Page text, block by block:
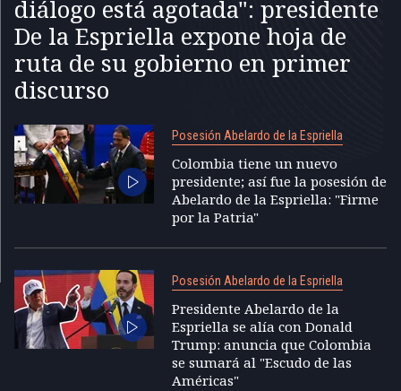
diálogo está agotada": presidente
De la Espriella expone hoja de
ruta de su gobierno en primer
discurso
Posesión Abelardo de la Espriella
Colombia tiene un nuevo
presidente; así fue la posesión de
Abelardo de la Espriella: "Firme
por la Patria"
Posesión Abelardo de la Espriella
Presidente Abelardo de la
Espriella se alía con Donald
Trump: anuncia que Colombia
se sumará al "Escudo de las
Américas"